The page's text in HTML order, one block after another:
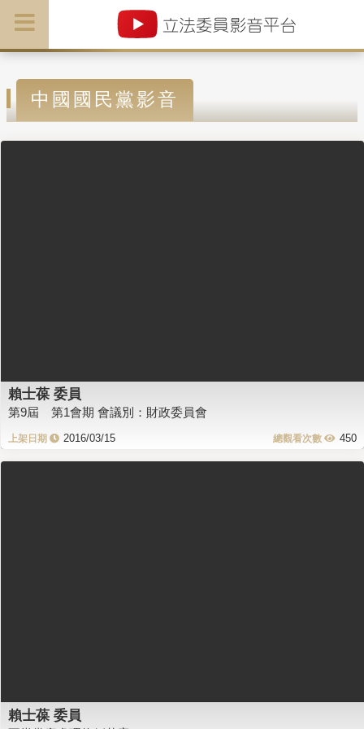
中國國民黨影音
賴士葆 委員
第9屆 第1會期 會議別：財政委員會
2016/03/15 450
賴士葆 委員